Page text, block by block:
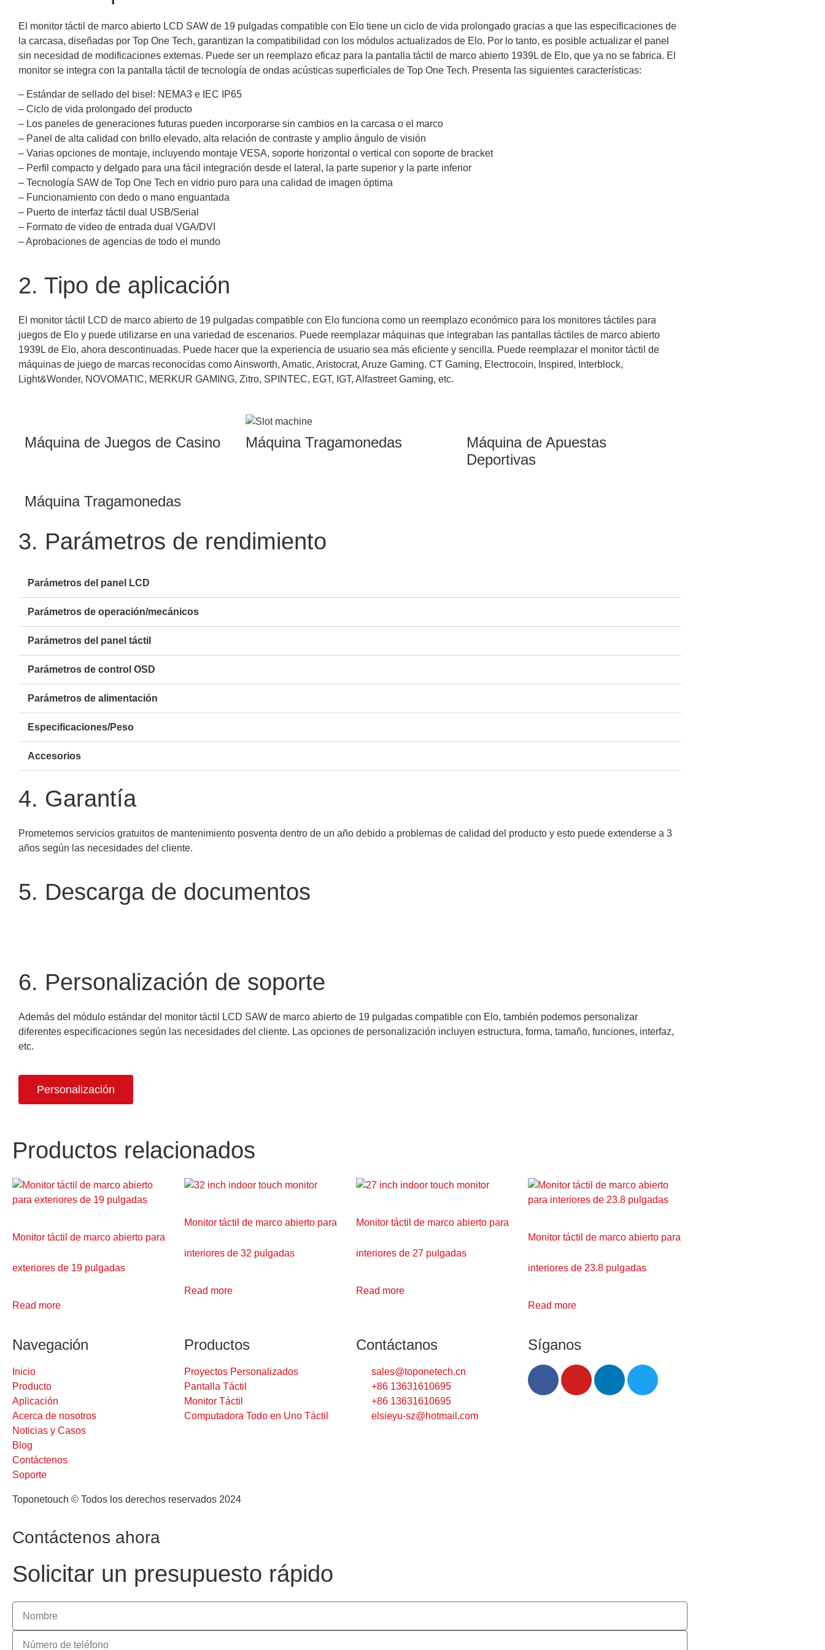
El monitor táctil de marco abierto LCD SAW de 19 pulgadas compatible con Elo tiene un ciclo de vida prolongado gracias a que las especificaciones de
la carcasa, diseñadas por Top One Tech, garantizan la compatibilidad con los módulos actualizados de Elo. Por lo tanto, es posible actualizar el panel
sin necesidad de modificaciones externas. Puede ser un reemplazo eficaz para la pantalla táctil de marco abierto 1939L de Elo, que ya no se fabrica. El
monitor se integra con la pantalla táctil de tecnología de ondas acústicas superficiales de Top One Tech. Presenta las siguientes características:
– Estándar de sellado del bisel: NEMA3 e IEC IP65
– Ciclo de vida prolongado del producto
– Los paneles de generaciones futuras pueden incorporarse sin cambios en la carcasa o el marco
– Panel de alta calidad con brillo elevado, alta relación de contraste y amplio ángulo de visión
– Varias opciones de montaje, incluyendo montaje VESA, soporte horizontal o vertical con soporte de bracket
– Perfil compacto y delgado para una fácil integración desde el lateral, la parte superior y la parte inferior
– Tecnología SAW de Top One Tech en vidrio puro para una calidad de imagen óptima
– Funcionamiento con dedo o mano enguantada
– Puerto de interfaz táctil dual USB/Serial
– Formato de video de entrada dual VGA/DVI
– Aprobaciones de agencias de todo el mundo
2. Tipo de aplicación
El monitor táctil LCD de marco abierto de 19 pulgadas compatible con Elo funciona como un reemplazo económico para los monitores táctiles para
juegos de Elo y puede utilizarse en una variedad de escenarios. Puede reemplazar máquinas que integraban las pantallas táctiles de marco abierto
1939L de Elo, ahora descontinuadas. Puede hacer que la experiencia de usuario sea más eficiente y sencilla. Puede reemplazar el monitor táctil de
máquinas de juego de marcas reconocidas como Ainsworth, Amatic, Aristocrat, Aruze Gaming, CT Gaming, Electrocoin, Inspired, Interblock,
Light&Wonder, NOVOMATIC, MERKUR GAMING, Zitro, SPINTEC, EGT, IGT, Alfastreet Gaming, etc.
Máquina de Juegos de Casino
Máquina Tragamonedas
Máquina Tragamonedas
Máquina de Apuestas
Deportivas
3. Parámetros de rendimiento
Parámetros del panel LCD
Parámetros de operación/mecánicos
Parámetros del panel táctil
Parámetros de control OSD
Parámetros de alimentación
Especificaciones/Peso
Accesorios
4. Garantía
Prometemos servicios gratuitos de mantenimiento posventa dentro de un año debido a problemas de calidad del producto y esto puede extenderse a 3
años según las necesidades del cliente.
5. Descarga de documentos
6. Personalización de soporte
Además del módulo estándar del monitor táctil LCD SAW de marco abierto de 19 pulgadas compatible con Elo, también podemos personalizar
diferentes especificaciones según las necesidades del cliente. Las opciones de personalización incluyen estructura, forma, tamaño, funciones, interfaz,
etc.
Personalización
Productos relacionados
Monitor táctil de marco abierto para
exteriores de 19 pulgadas
Read more
Monitor táctil de marco abierto para
interiores de 32 pulgadas
Read more
Monitor táctil de marco abierto para
interiores de 27 pulgadas
Read more
Monitor táctil de marco abierto para
interiores de 23.8 pulgadas
Read more
Navegación
Inicio
Producto
Aplicación
Acerca de nosotros
Noticias y Casos
Blog
Contáctenos
Soporte
Productos
Proyectos Personalizados
Pantalla Táctil
Monitor Táctil
Computadora Todo en Uno Táctil
Contáctanos
sales@toponetech.cn
+86 13631610695
+86 13631610695
elsieyu-sz@hotmail.com
Síganos
Toponetouch © Todos los derechos reservados 2024
Contáctenos ahora
Solicitar un presupuesto rápido